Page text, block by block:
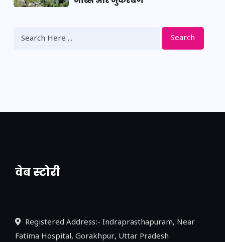
Search
वेब स्टोरी
नया एक्सप्रेसवे: पूर्वांचल का लक, डेवलपमेंट का
Registered Address:- Indraprasthapuram, Near
Fatima Hospital, Gorakhpur, Uttar Pradesh